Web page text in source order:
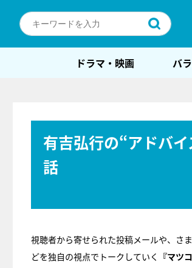
ドラマ・映画 バ
有吉弘行の“アドバ
話
視聴者から寄せられた投稿メールや、さ
どを独自の視点でトークしていく 『マツ